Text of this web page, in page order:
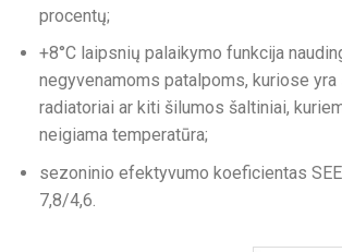
procentų;
+8°C laipsnių palaikymo funkcija
negyvenamoms patalpoms, kuriose yra
radiatoriai ar kiti šilumos šaltiniai,
neigiama temperatūra;
sezoninio efektyvumo koeficientas
7,8/4,6.